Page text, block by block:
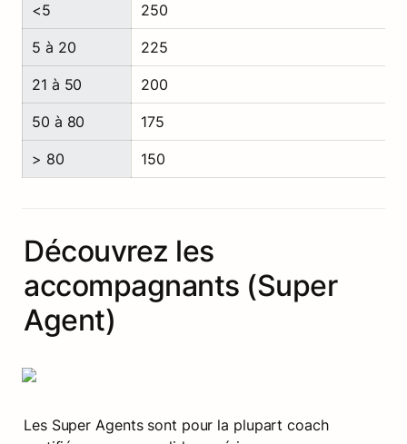
<5 250
5 à 20 225
21 à 50 200
50 à 80 175
> 80 150
Découvrez les
accompagnants (Super
Agent)
Les Super Agents sont pour la plupart coach